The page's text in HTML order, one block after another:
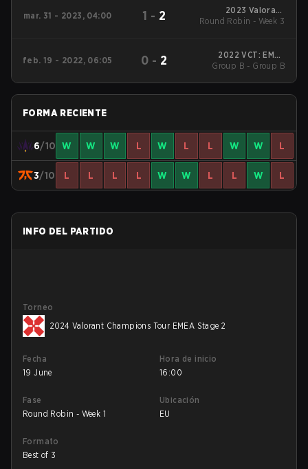
mar. 31 - 2023, 04:00 1 - 2
2023 Valorant
Champions Tour:
Round Robin - Week 3
feb. 19 - 2022, 06:05 0 - 2
2022 VCT: EMEA
Stage 1 Challengers 1
Group B - Group B
FORMA RECIENTE
6/10 W W W L W L L W W L
3/10 L L L L W W L L W L
INFO DEL PARTIDO
Torneo
2024 Valorant Champions Tour EMEA Stage 2
Fecha
19 June
Hora de inicio
16:00
Fase
Round Robin - Week 1
Ubicación
EU
Formato
Best of 3